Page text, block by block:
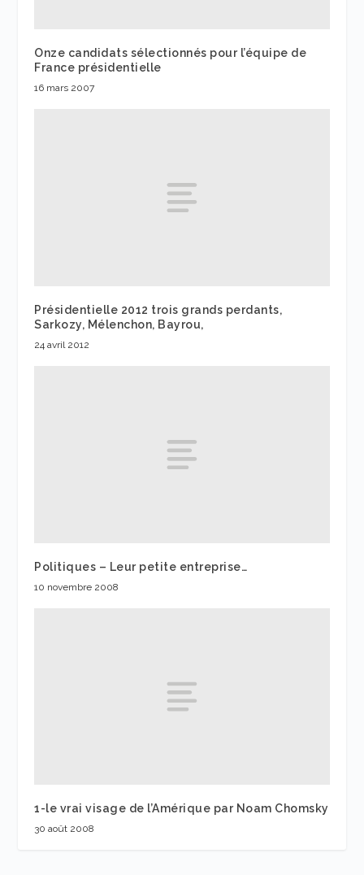
Onze candidats sélectionnés pour l’équipe de
France présidentielle
16 mars 2007
Présidentielle 2012 trois grands perdants,
Sarkozy, Mélenchon, Bayrou,
24 avril 2012
Politiques – Leur petite entreprise…
10 novembre 2008
1-le vrai visage de l’Amérique par Noam Chomsky
30 août 2008